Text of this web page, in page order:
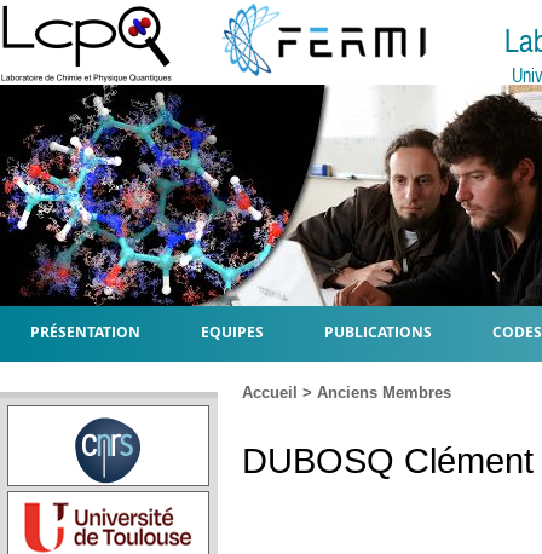
PRÉSENTATION EQUIPES PUBLICATIONS
Accueil > Anciens Membres
DUBOSQ Clément